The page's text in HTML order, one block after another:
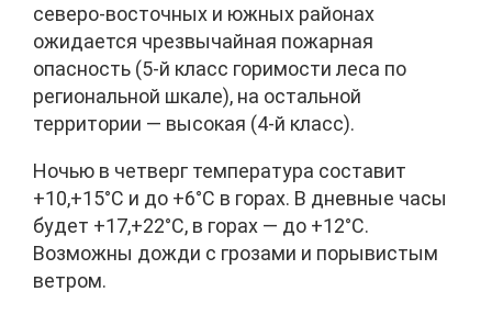
северо-восточных и южных районах
ожидается чрезвычайная пожарная
опасность (5-й класс горимости леса по
региональной шкале), на остальной
территории — высокая (4-й класс).
Ночью в четверг температура составит
+10,+15°C и до +6°C в горах. В дневные часы
будет +17,+22°C, в горах — до +12°C.
Возможны дожди с грозами и порывистым
ветром.